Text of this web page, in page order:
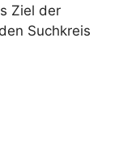
Ziel der
Suchkreis